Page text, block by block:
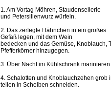
1. Am Vortag Möhren, Staudensellerie
und Petersilienwurz würfeln.
2. Das zerlegte Hähnchen in ein großes
Gefäß legen, mit dem Wein
bedecken und das Gemüse, Knoblauch,
Pfefferkörner hinzugegen.
3. Über Nacht im Kühlschrank marinieren
4. Schalotten und Knoblauchzehen grob
teilen in Scheiben schneiden.